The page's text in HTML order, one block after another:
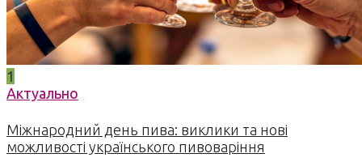
1
Актуально
Міжнародний день пива: виклики та нові
можливості українського пивоваріння